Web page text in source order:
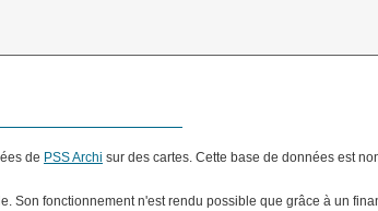
de PSS Archi sur des cartes. Cette base de données est
Son fonctionnement n'est rendu possible que grâce à un